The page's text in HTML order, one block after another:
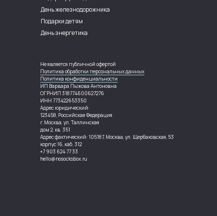
День железнодорожника
Подарки детям
День энергетика
Не является публичной офертой
Политика обработки персональных данных
Политика конфиденциальности
ИП Варвара Пыжова Антоновна
ОГРНИП 318774600627276
ИНН 773422653350
Адрес юридический:
123458, Российская Федерация
г.Москва, ул. Таллинская
дом 2, кв. 351
Адрес фактический: 105187, Москва, ул. Щербаковская, 53
корпус 16, каб. 312
+7 903 624 77 33
hello@nosocksbox.ru